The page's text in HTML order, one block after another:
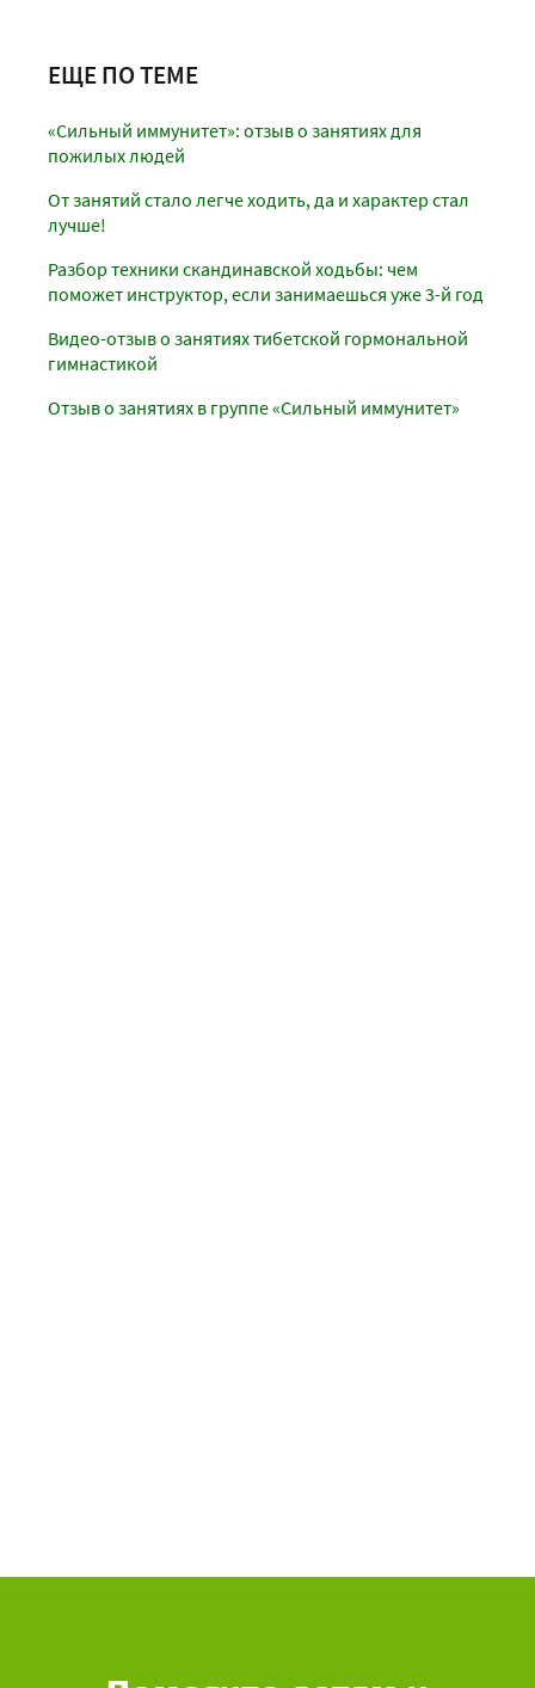
ЕЩЕ ПО ТЕМЕ
«Сильный иммунитет»: отзыв о занятиях для
пожилых людей
От занятий стало легче ходить, да и характер стал
лучше!
Разбор техники скандинавской ходьбы: чем
поможет инструктор, если занимаешься уже 3-й год
Видео-отзыв о занятиях тибетской гормональной
гимнастикой
Отзыв о занятиях в группе «Сильный иммунитет»